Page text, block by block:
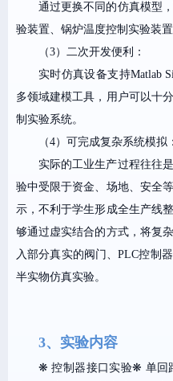
通过更换不同的仿真模型
验装置、锅炉温度控制实验装
（3）二次开发便利：
实时仿真设备支持Matlab
多领域建模工具，用户可以十
制实验系统。
（4）可完成复杂系统模拟：
实际的工业生产过程往往
验中受限于资金、场地、安全
示，不利于学生形成全生产线
够通过虚实结合的方式，将复
入部分真实的阀门、PLC控制
半实物仿真实验。
3、实验内容
❋ 控制器接口实验❋ 单回